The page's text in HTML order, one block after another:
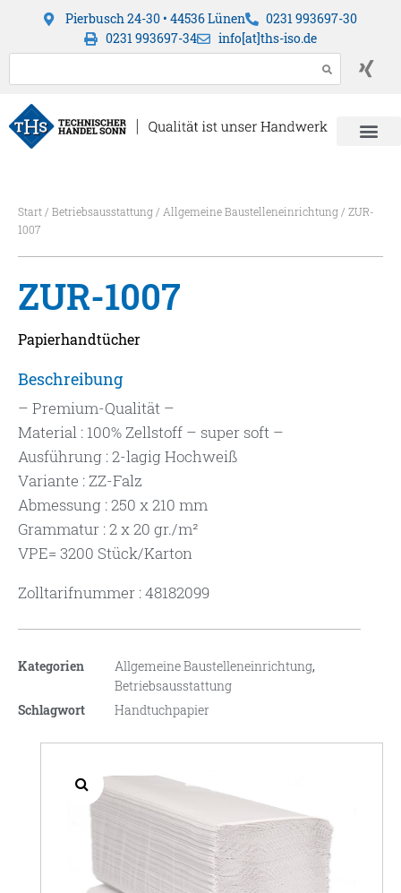
Pierbusch 24-30 • 44536 Lünen
0231 993697-30
0231 993697-34
info[at]ths-iso.de
Start/ Betriebsausstattung/ Allgemeine Baustelleneinrichtung/ ZUR-
1007
ZUR-1007
Papierhandtücher
Beschreibung
– Premium-Qualität –
Material : 100% Zellstoff – super soft –
Ausführung : 2-lagig Hochweiß
Variante : ZZ-Falz
Abmessung : 250 x 210 mm
Grammatur : 2 x 20 gr./m²
VPE= 3200 Stück/Karton
Zolltarifnummer : 48182099
Kategorien Allgemeine Baustelleneinrichtung,
Betriebsausstattung
Schlagwort
Handtuchpapier